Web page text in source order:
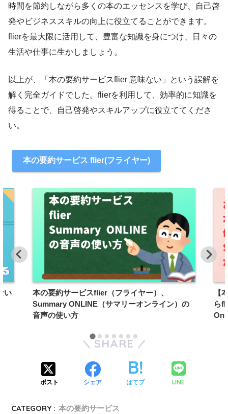
時間を節約しながら多くの本のエッセンスを学び、自己啓
発やビジネススキルの向上に役立てることができます。
flierを最大限に活用して、豊富な知識を身につけ、日々の
生活や仕事に生かしましょう。
以上が、「本の要約サービスflier 意味ない」という誤解を
解く完全ガイドでした。flierを利用して、効率的に知識を
得ることで、自己啓発やスキルアップに役立ててくださ
い。
本の要約サービス flier(フライヤー)
い
本の要約サービスflier（フライヤー）、
Summary ONLINE（サマリーオンライン）の
音声の使い方
【
ら
SHARE
ポスト シェア はてブ LINE
CATEGORY : 本の要約サービス